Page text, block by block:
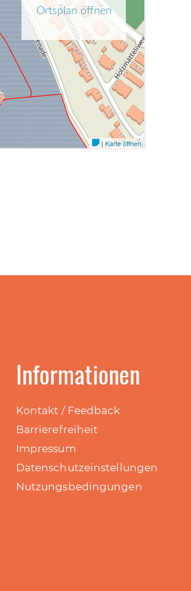
Informationen
Kontakt / Feedback
Barrierefreiheit
Impressum
Datenschutzeinstellungen
Nutzungsbedingungen